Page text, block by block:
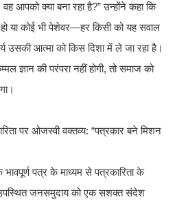
आपको क्या बना रहा है?” उन्होंने कहा कि
या कोई भी पेशेवर—हर किसी को यह सवाल
उसकी आत्मा को किस दिशा में ले जा रहा है।
ज्ञान की परंपरा नहीं होगी, तो समाज को
पर ओजस्वी वक्तव्य: “पत्रकार बने मिशन
भावपूर्ण पत्र के माध्यम से पत्रकारिता के
जनसमुदाय को एक सशक्त संदेश